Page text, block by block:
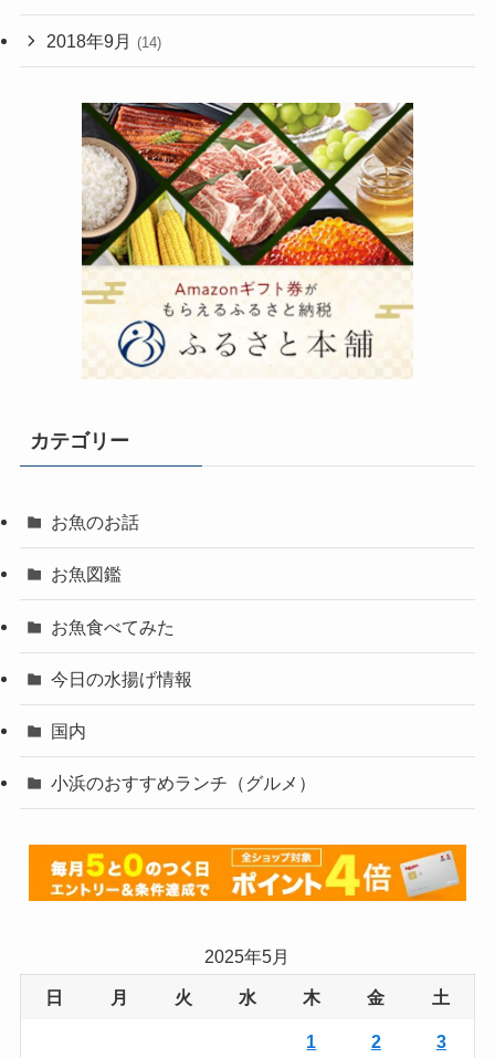
2018年9月 (14)
カテゴリー
お魚のお話
お魚図鑑
お魚食べてみた
今日の水揚げ情報
国内
小浜のおすすめランチ（グルメ）
2025年5月
日 月 火 水 木 金 土
1 2 3